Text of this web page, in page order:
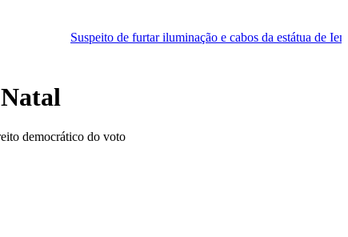
de furtar iluminação e cabos da estátua de Iemanjá é preso
democrático do voto